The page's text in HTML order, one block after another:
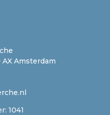
AX Amsterdam
1041